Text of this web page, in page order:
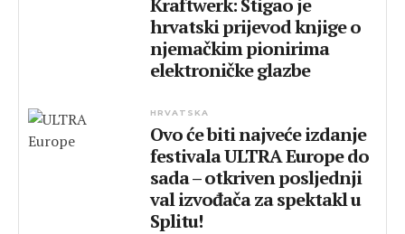
Kraftwerk: Stigao je
hrvatski prijevod knjige o
njemačkim pionirima
elektroničke glazbe
HRVATSKA
Ovo će biti najveće izdanje
festivala ULTRA Europe do
sada – otkriven posljednji
val izvođača za spektakl u
Splitu!